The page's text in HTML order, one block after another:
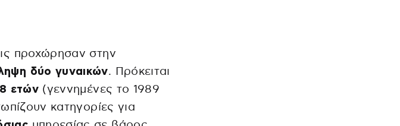
προχώρησαν στην
δύο γυναικών. Πρόκειται
ετών(γεννημένες το 1989
κατηγορίες για